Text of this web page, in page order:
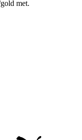
met.